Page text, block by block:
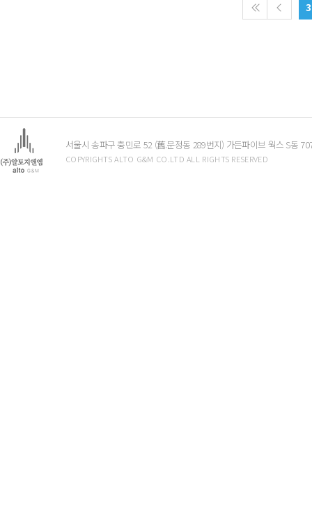
서울시 송파구 충민로 52 (舊.문정동 289번지) 가든파이브 웍스 S동
COPYRIGHTS ALTO G&M CO.LTD ALL RIGHTS RESERVED